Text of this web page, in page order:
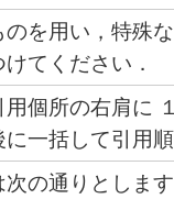
を用い，特殊
てください．
個所の右肩に
一括して引用
の通りとしま